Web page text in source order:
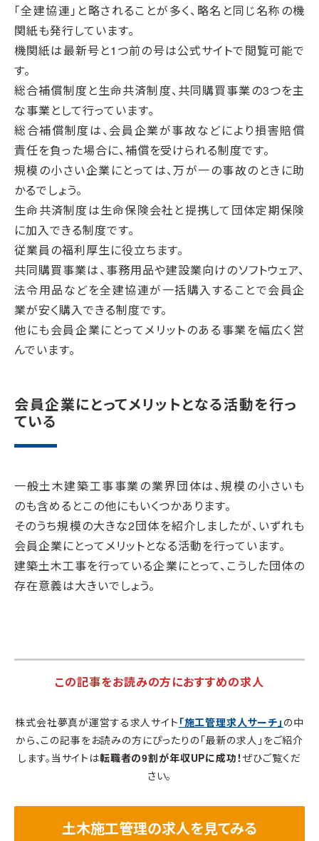
「全建協連」と略されることが多く、略名と同じ名称の機
関紙も発行しています。
機関紙は最新号と1つ前の号は公式サイトで閲覧可能で
す。
総合補償制度と生命共済制度、共同購買事業の3つを主
な事業として行っています。
総合補償制度は、会員企業が事故などにより損害賠償
責任を負った場合に、補償を受けられる制度です。
規模の小さい企業にとっては、万が一の事故のときに助
かるでしょう。
生命共済制度は生命保険会社と提携して団体定期保険
に加入できる制度です。
従業員の福利厚生に役立ちます。
共同購買事業は、事務用品や建設業向けのソフトウェア、
法令用品などを全建協連が一括購入することで会員企
業が安く購入できる制度です。
他にも会員企業にとってメリットのある事業を幅広く営
んでいます。
会員企業にとってメリットとなる活動を行っ
ている
一般土木建築工事事業の業界団体は、規模の小さいも
のも含めるとこの他にもいくつかあります。
そのうち規模の大きな2団体を紹介しましたが、いずれも
会員企業にとってメリットとなる活動を行っています。
建築土木工事を行っている企業にとって、こうした団体の
存在意義は大きいでしょう。
この記事をお読みの方におすすめの求人
株式会社夢真が運営する求人サイト 「施工管理求人サーチ」 の中
から、この記事をお読みの方にぴったりの「最新の求人」をご紹介
します。当サイトは転職者の9割が年収UPに成功！ぜひご覧くだ
さい。
土木施工管理の求人を見てみる